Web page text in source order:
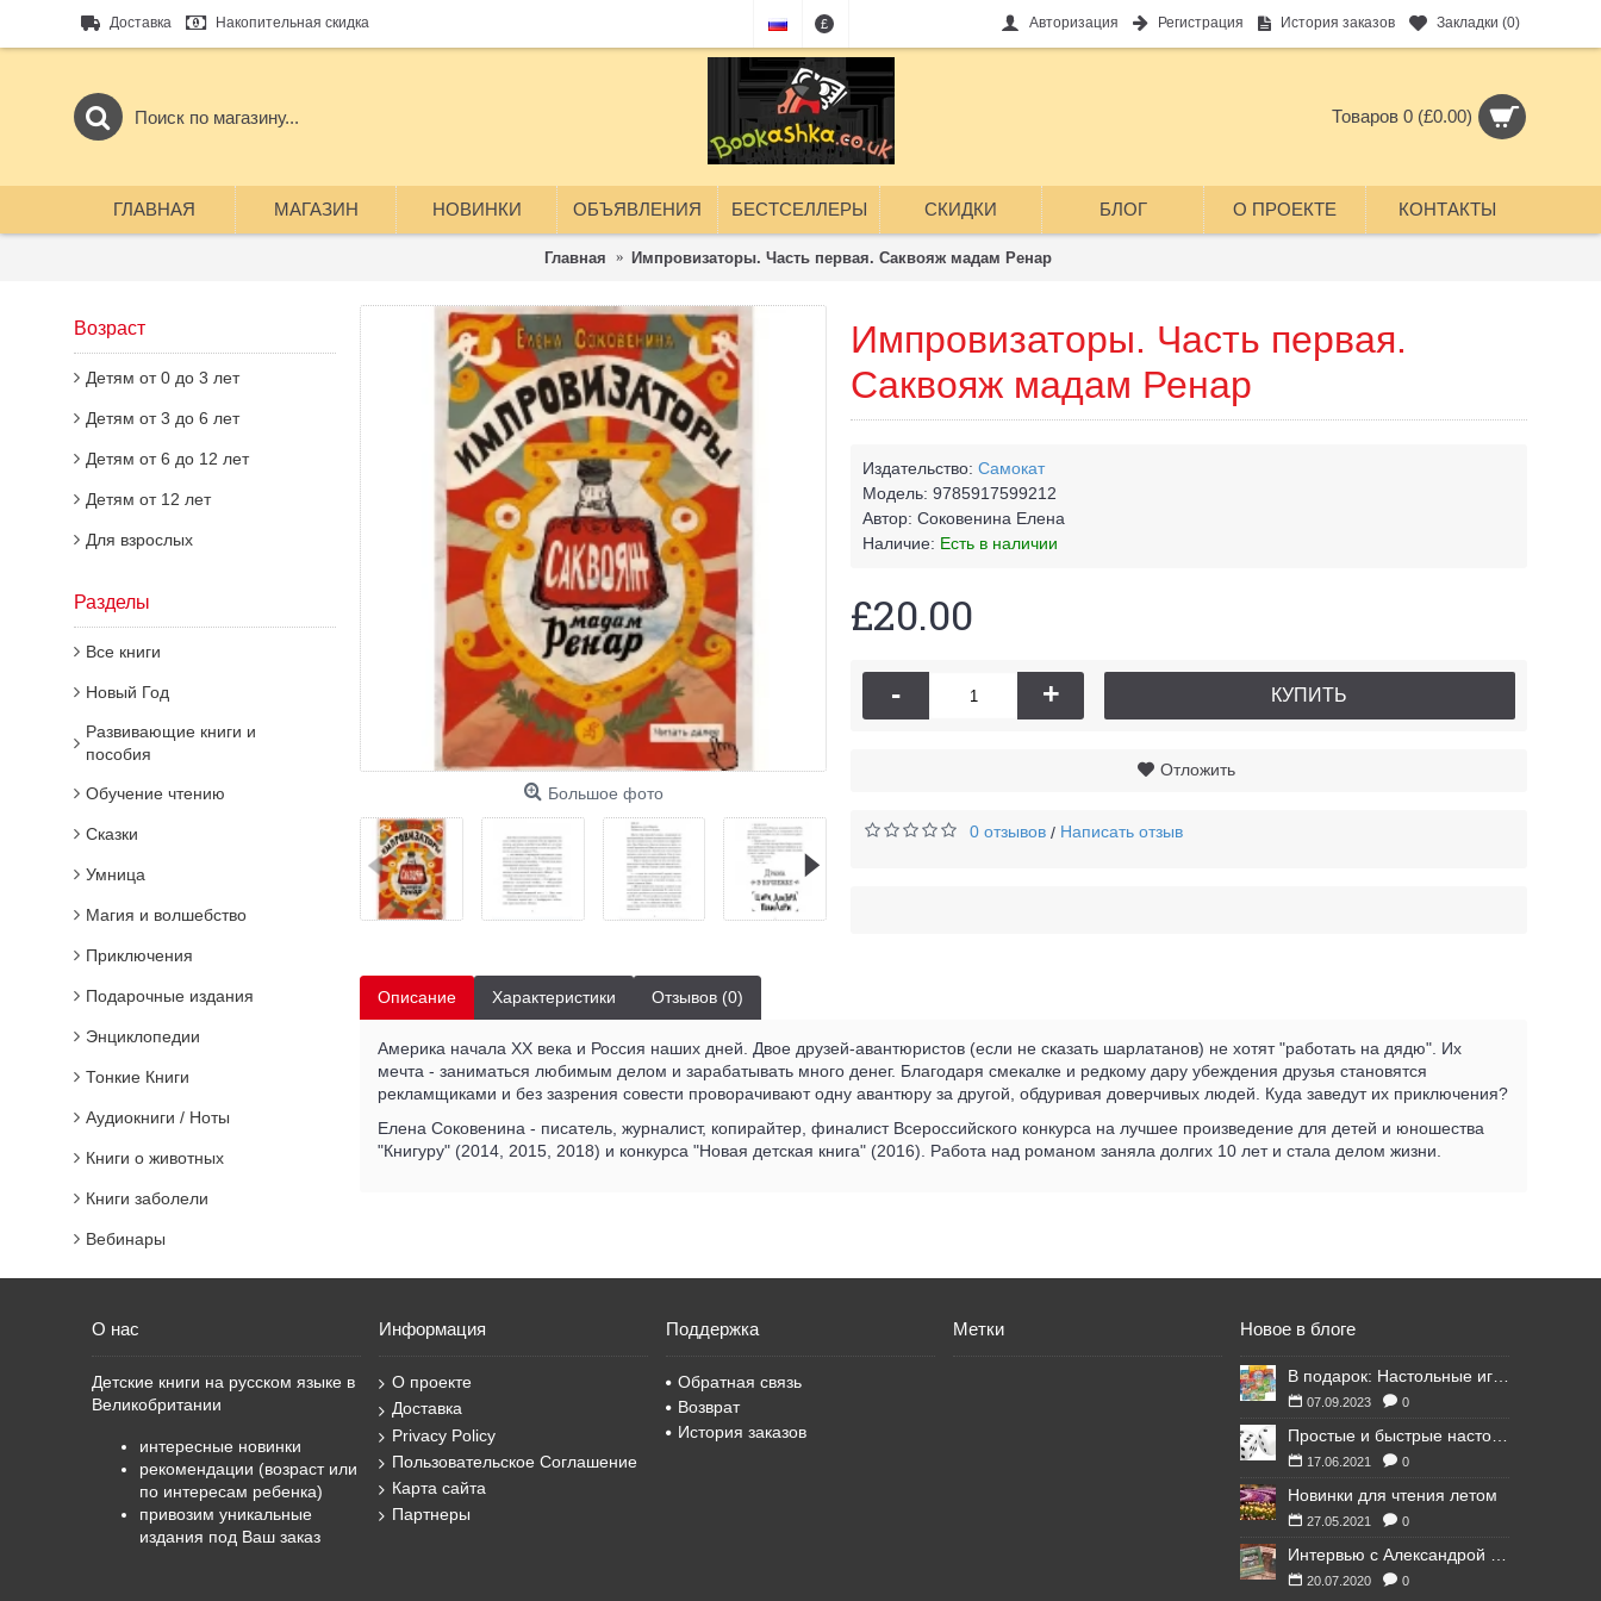
Доставка Накопительная скидка £ Авторизация Регистрация История заказов Закладки (0)
Товаров 0 (£0.00)
ГЛАВНАЯ МАГАЗИН НОВИНКИ ОБЪЯВЛЕНИЯ БЕСТСЕЛЛЕРЫ СКИДКИ БЛОГ О ПРОЕКТЕ КОНТАКТЫ
Главная Импровизаторы. Часть первая. Саквояж мадам Ренар
Возраст
Детям от 0 до 3 лет
Детям от 3 до 6 лет
Детям от 6 до 12 лет
Детям от 12 лет
Для взрослых
Разделы
Все книги
Новый Год
Развивающие книги и
пособия
Обучение чтению
Сказки
Умница
Магия и волшебство
Приключения
Подарочные издания
Энциклопедии
Тонкие Книги
Аудиокниги / Ноты
Книги о животных
Книги заболели
Вебинары
Большое фото
Импровизаторы. Часть первая.
Саквояж мадам Ренар
Издательство: Самокат
Модель: 9785917599212
Автор: Соковенина Елена
Наличие: Есть в наличии
£20.00
- + КУПИТЬ
Отложить
0 отзывов / Написать отзыв
Описание Характеристики Отзывов (0)
Америка начала XX века и Россия наших дней. Двое друзей-авантюристов (если не сказать шарлатанов) не хотят "работать на дядю". Их
мечта - заниматься любимым делом и зарабатывать много денег. Благодаря смекалке и редкому дару убеждения друзья становятся
рекламщиками и без зазрения совести проворачивают одну авантюру за другой, обдуривая доверчивых людей. Куда заведут их приключения?
Елена Соковенина - писатель, журналист, копирайтер, финалист Всероссийского конкурса на лучшее произведение для детей и юношества
"Книгуру" (2014, 2015, 2018) и конкурса "Новая детская книга" (2016). Работа над романом заняла долгих 10 лет и стала делом жизни.
О нас
Детские книги на русском языке в
Великобритании
интересные новинки
рекомендации (возраст или
по интересам ребенка)
привозим уникальные
издания под Ваш заказ
Информация
О проекте
Доставка
Privacy Policy
Пользовательское Соглашение
Карта сайта
Партнеры
Поддержка
Обратная связь
Возврат
История заказов
Метки Новое в блоге
07.09.2023 0
17.06.2021 0
Новинки для чтения летом
27.05.2021 0
20.07.2020 0